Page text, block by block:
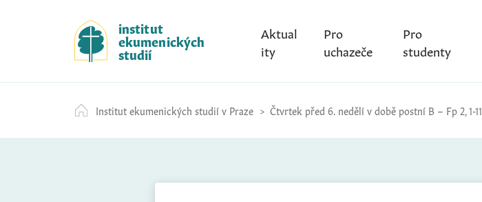
k
i
p
t
c
o
institut
ekumenických
studií
Aktual
ity
Pro
uchazeče
Pro
studenty
Institut ekumenických studií v Praze Čtvrtek před 6. nedělí v době postní B – Fp 2, 1-11